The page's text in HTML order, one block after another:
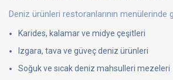
Deniz ürünleri restoranlarının menülerinde
Karides, kalamar ve midye çeşitleri
Izgara, tava ve güveç deniz ürünleri
Soğuk ve sıcak deniz mahsulleri mezeleri